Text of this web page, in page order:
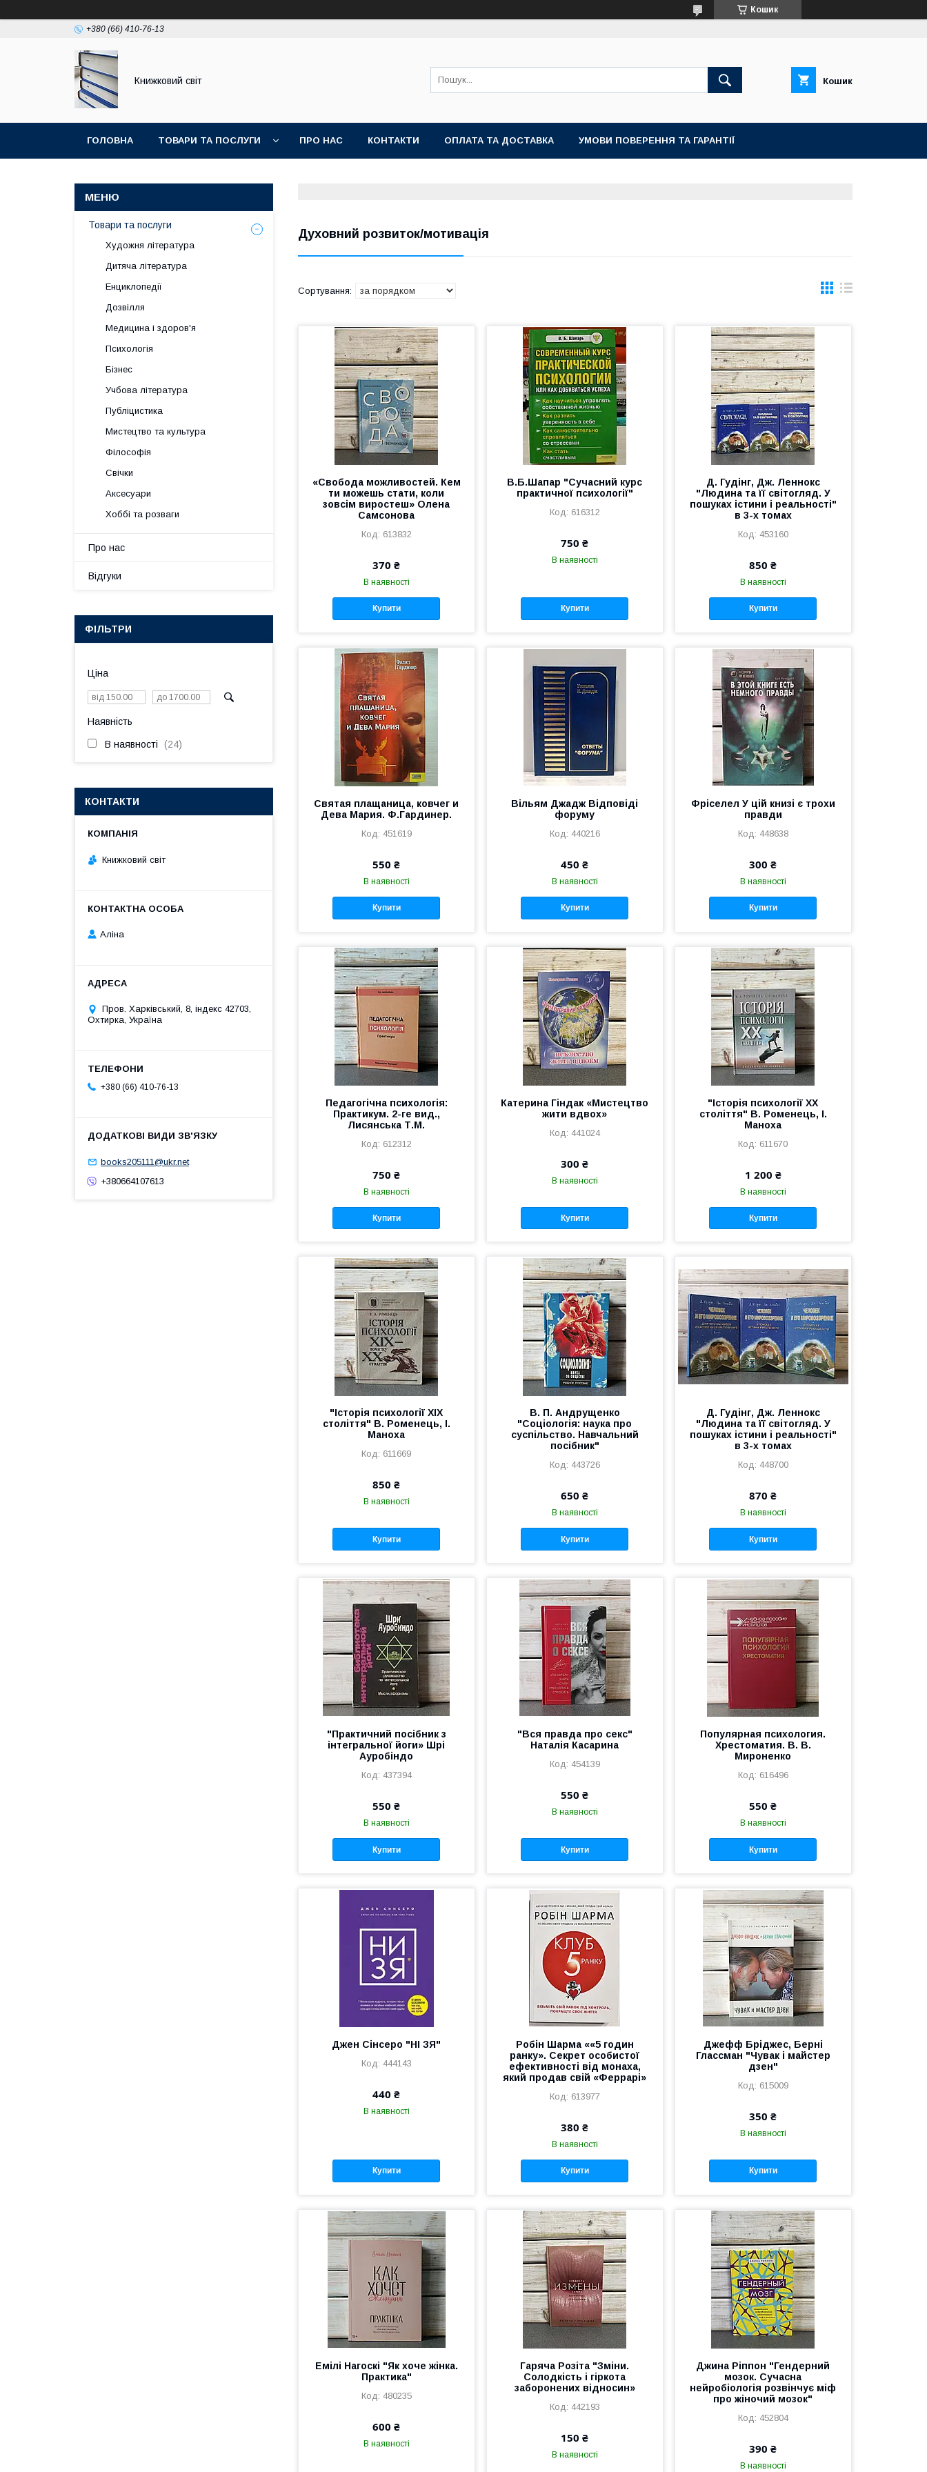
Кошик
+380 (66) 410-76-13
Книжковий світ Кошик
ГОЛОВНА ТОВАРИ ТА ПОСЛУГИ ПРО НАС КОНТАКТИ ОПЛАТА ТА ДОСТАВКА УМОВИ ПОВЕРЕННЯ ТА ГАРАНТІЇ
Духовний розвиток/мотивація
«Свобода можливостей. Кем
ти можешь стати, коли
зовсім виростеш» Олена
Самсонова
613832
370 ₴
В наявності
Купити
В.Б.Шапар "Сучасний курс
практичної психології"
616312
750 ₴
В наявності
Купити
Д. Гудінг, Дж. Леннокс
"Людина та її світогляд. У
пошуках істини і реальності"
в 3-х томах
453160
850 ₴
В наявності
Купити
Святая плащаница, ковчег и
Дева Мария. Ф.Гардинер.
451619
550 ₴
В наявності
Купити
Вільям Джадж Відповіді
форуму
440216
450 ₴
В наявності
Купити
Фріселел У цій книзі є трохи
правди
448638
300 ₴
В наявності
Купити
Педагогічна психологія:
Практикум. 2-ге вид.,
Лисянська Т.М.
612312
750 ₴
В наявності
Купити
Катерина Гіндак «Мистецтво
жити вдвох»
441024
300 ₴
В наявності
Купити
"Історія психології ХХ
століття" В. Роменець, І.
Маноха
611670
1 200 ₴
В наявності
Купити
"Історія психології ХIХ
століття" В. Роменець, І.
Маноха
611669
850 ₴
В наявності
Купити
В. П. Андрущенко
"Соціологія: наука про
суспільство. Навчальний
посібник"
443726
650 ₴
В наявності
Купити
Д. Гудінг, Дж. Леннокс
"Людина та її світогляд. У
пошуках істини і реальності"
в 3-х томах
448700
870 ₴
В наявності
Купити
"Практичний посібник з
інтегральної йоги» Шрі
Ауробіндо
437394
550 ₴
В наявності
Купити
"Вся правда про секс"
Наталія Касарина
454139
550 ₴
В наявності
Купити
Популярная психология.
Хрестоматия. В. В.
Мироненко
616496
550 ₴
В наявності
Купити
Джен Сінсеро "НІ ЗЯ"
444143
440 ₴
В наявності
Купити
Робін Шарма ««5 годин
ранку». Секрет особистої
ефективності від монаха,
який продав свій «Феррарі»
613977
380 ₴
В наявності
Купити
Джефф Бріджес, Берні
Глассман "Чувак і майстер
дзен"
615009
350 ₴
В наявності
Купити
Емілі Нагоскі "Як хоче жінка.
Практика"
480235
600 ₴
В наявності
Гаряча Розіта "Зміни.
Солодкість і гіркота
заборонених відносин»
442193
150 ₴
В наявності
Джина Ріппон "Гендерний
мозок. Сучасна
нейробіологія розвінчує міф
про жіночий мозок"
452804
390 ₴
В наявності
Товари та послуги
Художня література
Дитяча література
Енциклопедії
Дозвілля
Медицина і здоров'я
Психологія
Бізнес
Учбова література
Публіцистика
Мистецтво та культура
Філософія
Свічки
Аксесуари
Хоббі та розваги
Про нас
Відгуки
ФІЛЬТРИ
Ціна
Наявність
В наявності 24
КОНТАКТИ
Книжковий світ
Аліна
Пров. Харківський, 8, індекс 42703,
Охтирка, Україна
+380 (66) 410-76-13
books205111@ukr.net
+380664107613